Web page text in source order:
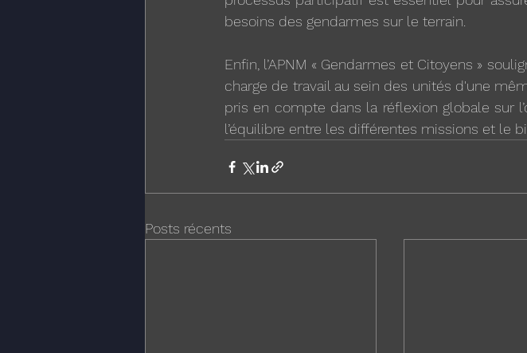
besoins des gendarmes sur le terrain.
Enfin, l’APNM « Gendarmes et Citoyens »
charge de travail au sein des unités d'une
pris en compte dans la réflexion globale sur
l’équilibre entre les différentes missions et le
Posts récents